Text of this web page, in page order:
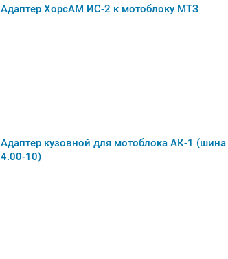
Адаптер ХорсАМ ИС-2 к мотоблоку МТЗ
Адаптер кузовной для мотоблока АК-1 (шина
4.00-10)